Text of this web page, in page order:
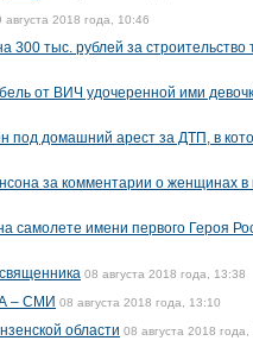
августа 2018 года, 10:46
тыс. рублей за строительство
от ВИЧ удочеренной ими
под домашний арест за ДТП, в
за комментарии о женщинах в
самолете имени первого Героя
08 августа 2018 года, 13:38
– СМИ 08 августа 2018 года, 13:10
области 08 августа 2018 года,